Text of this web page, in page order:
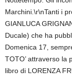
Marchini.\r\nTanti i
GIANLUCA
Ducale) che ha
Domenica 17,
TOTO’ attraverso la
libro di LORENZA